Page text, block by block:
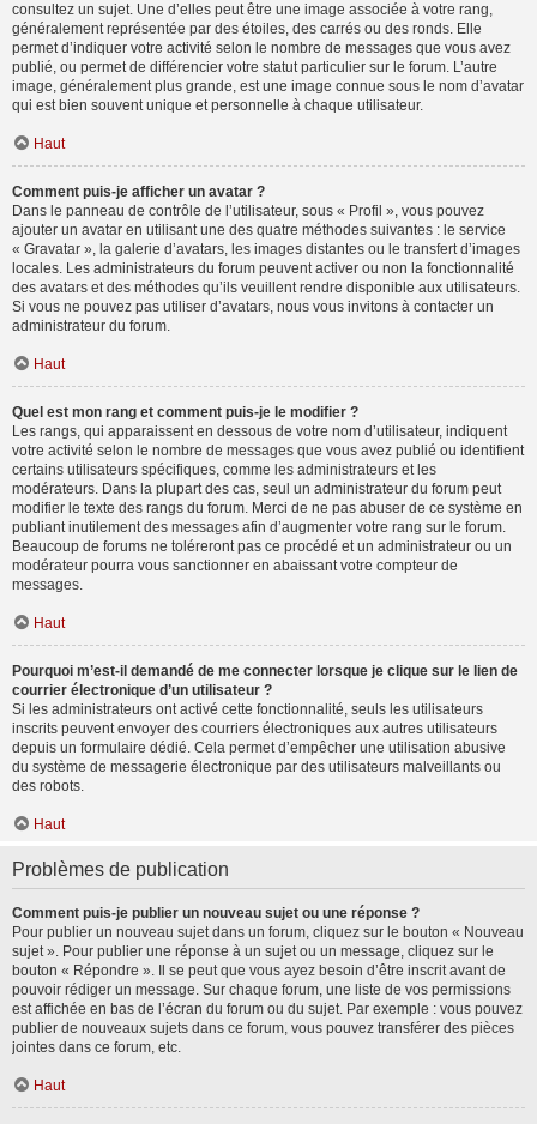
consultez un sujet. Une d’elles peut être une image associée à votre rang,
généralement représentée par des étoiles, des carrés ou des ronds. Elle
permet d’indiquer votre activité selon le nombre de messages que vous avez
publié, ou permet de différencier votre statut particulier sur le forum. L’autre
image, généralement plus grande, est une image connue sous le nom d’avatar
qui est bien souvent unique et personnelle à chaque utilisateur.
Haut
Comment puis-je afficher un avatar ?
Dans le panneau de contrôle de l’utilisateur, sous « Profil », vous pouvez
ajouter un avatar en utilisant une des quatre méthodes suivantes : le service
« Gravatar », la galerie d’avatars, les images distantes ou le transfert d’images
locales. Les administrateurs du forum peuvent activer ou non la fonctionnalité
des avatars et des méthodes qu’ils veuillent rendre disponible aux utilisateurs.
Si vous ne pouvez pas utiliser d’avatars, nous vous invitons à contacter un
administrateur du forum.
Haut
Quel est mon rang et comment puis-je le modifier ?
Les rangs, qui apparaissent en dessous de votre nom d’utilisateur, indiquent
votre activité selon le nombre de messages que vous avez publié ou identifient
certains utilisateurs spécifiques, comme les administrateurs et les
modérateurs. Dans la plupart des cas, seul un administrateur du forum peut
modifier le texte des rangs du forum. Merci de ne pas abuser de ce système en
publiant inutilement des messages afin d’augmenter votre rang sur le forum.
Beaucoup de forums ne toléreront pas ce procédé et un administrateur ou un
modérateur pourra vous sanctionner en abaissant votre compteur de
messages.
Haut
Pourquoi m’est-il demandé de me connecter lorsque je clique sur le lien de
courrier électronique d’un utilisateur ?
Si les administrateurs ont activé cette fonctionnalité, seuls les utilisateurs
inscrits peuvent envoyer des courriers électroniques aux autres utilisateurs
depuis un formulaire dédié. Cela permet d’empêcher une utilisation abusive
du système de messagerie électronique par des utilisateurs malveillants ou
des robots.
Haut
Problèmes de publication
Comment puis-je publier un nouveau sujet ou une réponse ?
Pour publier un nouveau sujet dans un forum, cliquez sur le bouton « Nouveau
sujet ». Pour publier une réponse à un sujet ou un message, cliquez sur le
bouton « Répondre ». Il se peut que vous ayez besoin d’être inscrit avant de
pouvoir rédiger un message. Sur chaque forum, une liste de vos permissions
est affichée en bas de l’écran du forum ou du sujet. Par exemple : vous pouvez
publier de nouveaux sujets dans ce forum, vous pouvez transférer des pièces
jointes dans ce forum, etc.
Haut